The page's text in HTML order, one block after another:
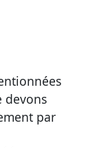
devons
par